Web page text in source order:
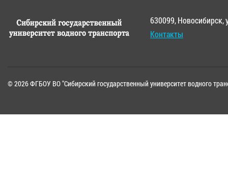
630099, Новосибирск,
Контакты
© 2026 ФГБОУ ВО "Сибирский государственный университет водного